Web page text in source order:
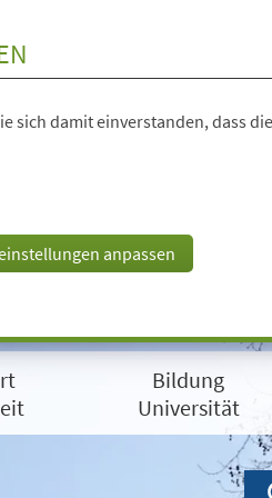
sich damit einverstanden, dass
anpassen
Bildung
Universität